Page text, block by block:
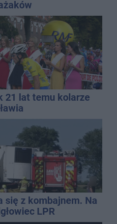
21 lat temu kolarze
się z kombajnem. Na
LPR